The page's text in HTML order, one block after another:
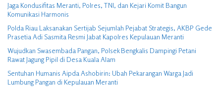
Jaga Kondusifitas Meranti, Polres, TNI, dan Kejari Komit Bangun
Komunikasi Harmonis
Polda Riau Laksanakan Sertijab Sejumlah Pejabat Strategis, AKBP Gede
Prasetia Adi Sasmita Resmi Jabat Kapolres Kepulauan Meranti
Wujudkan Swasembada Pangan, Polsek Bengkalis Dampingi Petani
Rawat Jagung Pipil di Desa Kuala Alam
Sentuhan Humanis Aipda Ashobirin: Ubah Pekarangan Warga Jadi
Lumbung Pangan di Kepulauan Meranti